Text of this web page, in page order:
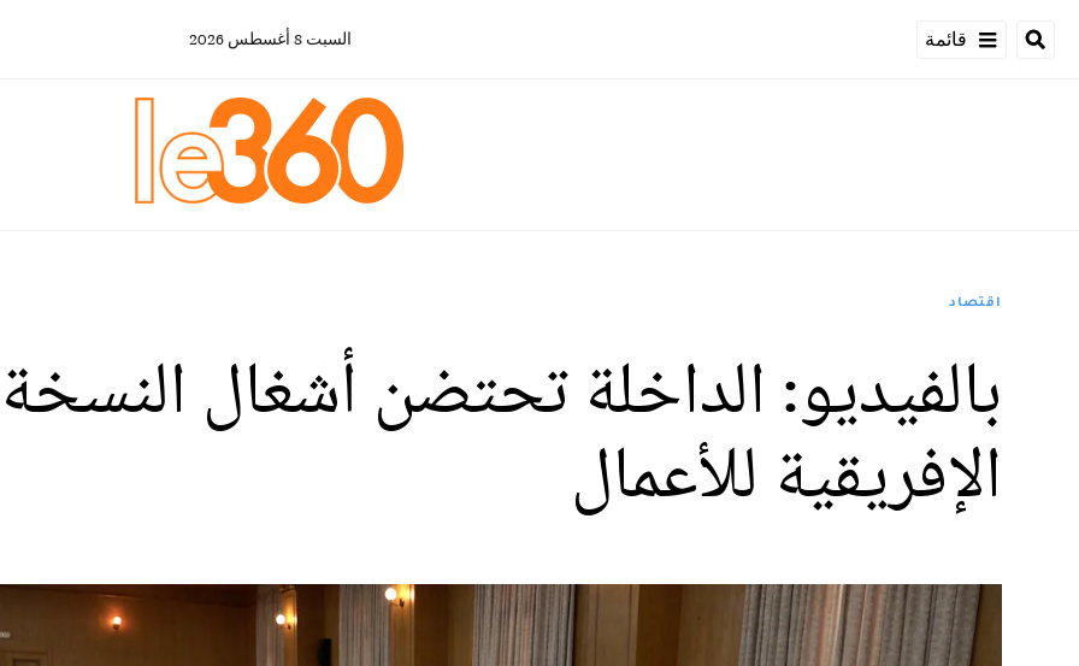
قائمة السبت 8 أغسطس 2026
اقتصاد
بالفيديو: الداخلة تحتضن أشغال النسخة
الإفريقية للأعمال